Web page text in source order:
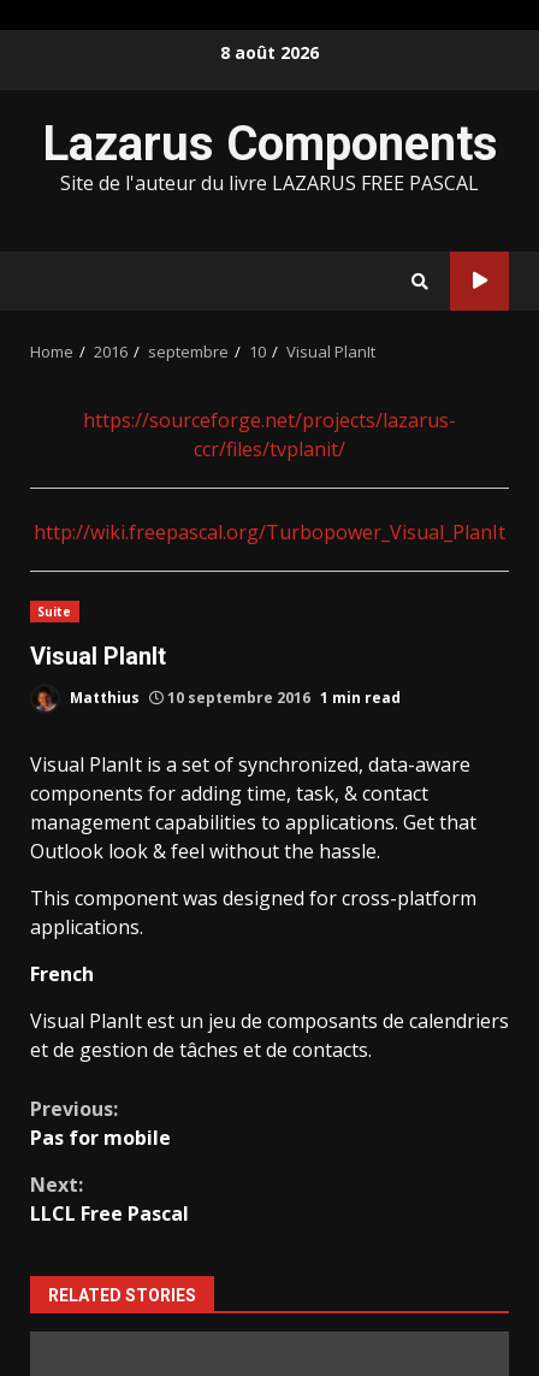
8 août 2026
Lazarus Components
Site de l'auteur du livre LAZARUS FREE PASCAL
Home 2016 septembre 10 Visual PlanIt
https://sourceforge.net/projects/lazarus-
ccr/files/tvplanit/
http://wiki.freepascal.org/Turbopower_Visual_PlanIt
Suite
Visual PlanIt
Matthius 10 septembre 2016 1 min read
Visual PlanIt is a set of synchronized, data-aware
components for adding time, task, & contact
management capabilities to applications. Get that
Outlook look & feel without the hassle.
This component was designed for cross-platform
applications.
French
Visual PlanIt est un jeu de composants de calendriers
et de gestion de tâches et de contacts.
Continue
Previous:
Pas for mobile
Next:
LLCL Free Pascal
RELATED STORIES